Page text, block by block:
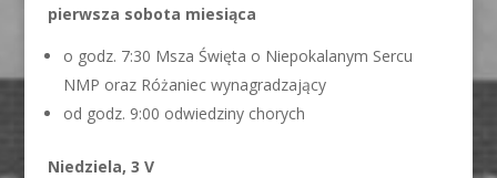
pierwsza sobota miesiąca
o godz. 7:30 Msza Święta o Niepokalanym Sercu
NMP oraz Różaniec wynagradzający
od godz. 9:00 odwiedziny chorych
Niedziela, 3 V